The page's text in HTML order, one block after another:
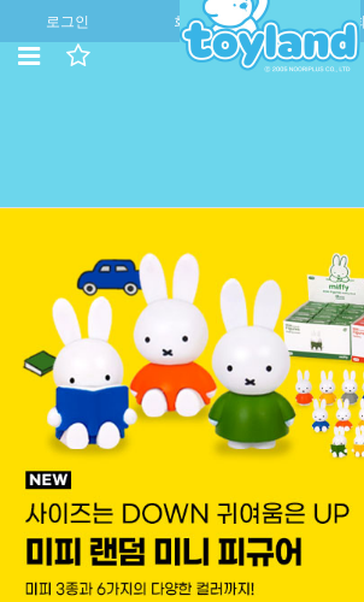
로그인 회원가입 주문조회